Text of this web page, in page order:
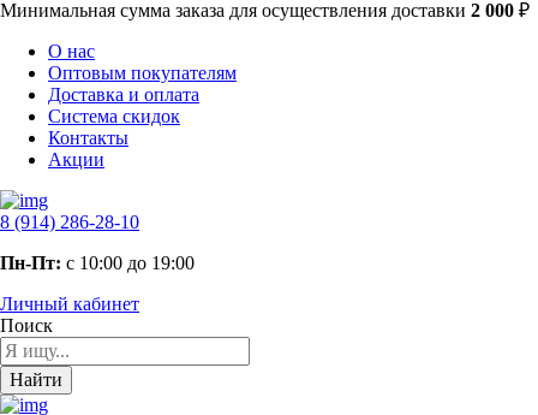
Минимальная сумма заказа для осуществления доставки 2 000 ₽
О нас
Оптовым покупателям
Доставка и оплата
Система скидок
Контакты
Акции
8 (914) 286-28-10
Пн-Пт: с 10:00 до 19:00
Личный кабинет
Поиск
Найти